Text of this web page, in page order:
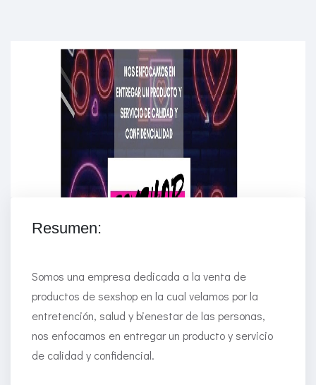
Get unlimited access to 2,000 of Educati’s top
courses for your team.
Join Now
Resumen:
Somos una empresa dedicada a la venta de
productos de sexshop en la cual velamos por la
entretención, salud y bienestar de las personas,
nos enfocamos en entregar un producto y servicio
de calidad y confidencial.